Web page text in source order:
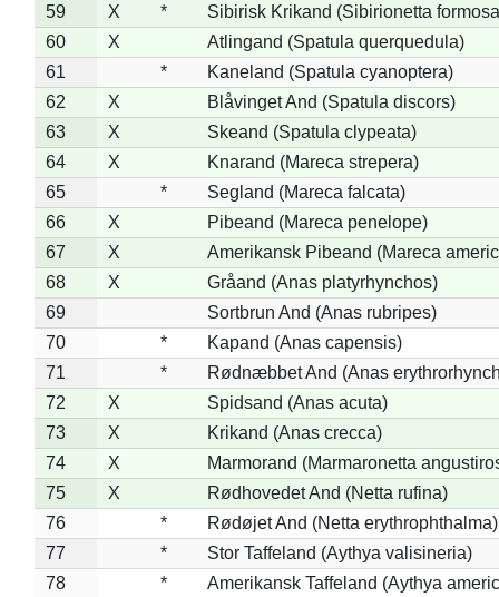
59
X *
Sibirisk Krikand (Sibirionetta
60
X
Atlingand (Spatula querquedula)
61
*
Kaneland (Spatula cyanoptera)
62
X
Blåvinget And (Spatula discors)
63
X
Skeand (Spatula clypeata)
64
X
Knarand (Mareca strepera)
65
*
Segland (Mareca falcata)
66
X
Pibeand (Mareca penelope)
67
X
Amerikansk Pibeand (Mareca
68
X
Gråand (Anas platyrhynchos)
69
Sortbrun And (Anas rubripes)
70
*
Kapand (Anas capensis)
71
*
Rødnæbbet And (Anas
72
X
Spidsand (Anas acuta)
73
X
Krikand (Anas crecca)
74
X
Marmorand (Marmaronetta
75
X
Rødhovedet And (Netta rufina)
76
*
Rødøjet And (Netta erythrophthalma)
77
*
Stor Taffeland (Aythya valisineria)
78
*
Amerikansk Taffeland (Aythya